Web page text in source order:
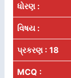
ધોરણ :
વિષય :
પ્રકરણ : 18
MCQ :